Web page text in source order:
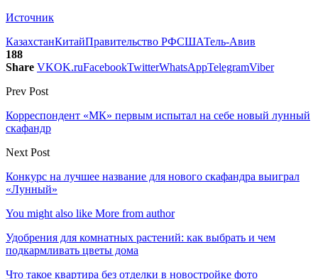
Источник
КазахстанКитайПравительство РФСШАТель-Авив
188
Share VKOK.ruFacebookTwitterWhatsAppTelegramViber
Prev Post
Корреспондент «МК» первым испытал на себе новый лунный
скафандр
Next Post
Конкурс на лучшее название для нового скафандра выиграл
«Лунный»
You might also like More from author
Удобрения для комнатных растений: как выбрать и чем
подкармливать цветы дома
Что такое квартира без отделки в новостройке фото